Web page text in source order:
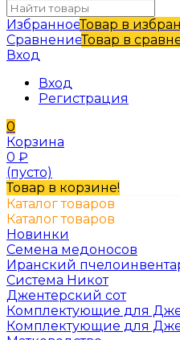
ИзбранноеТовар в
СравнениеТовар в
Вход
Вход
Регистрация
0
Корзина
0 ₽
(пусто)
Товар в корзине!
Каталог товаров
Каталог товаров
Новинки
Семена медоносов
Иранский
Система Никот
Джентерский сот
Комплектующие для
Комплектующие для